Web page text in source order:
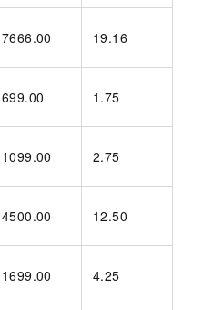
7666.00 19.16
699.00 1.75
1099.00 2.75
4500.00 12.50
1699.00 4.25